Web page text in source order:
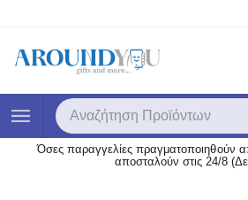
Όσες παραγγελίες πραγματοποιηθούν
αποσταλούν στις 24/8